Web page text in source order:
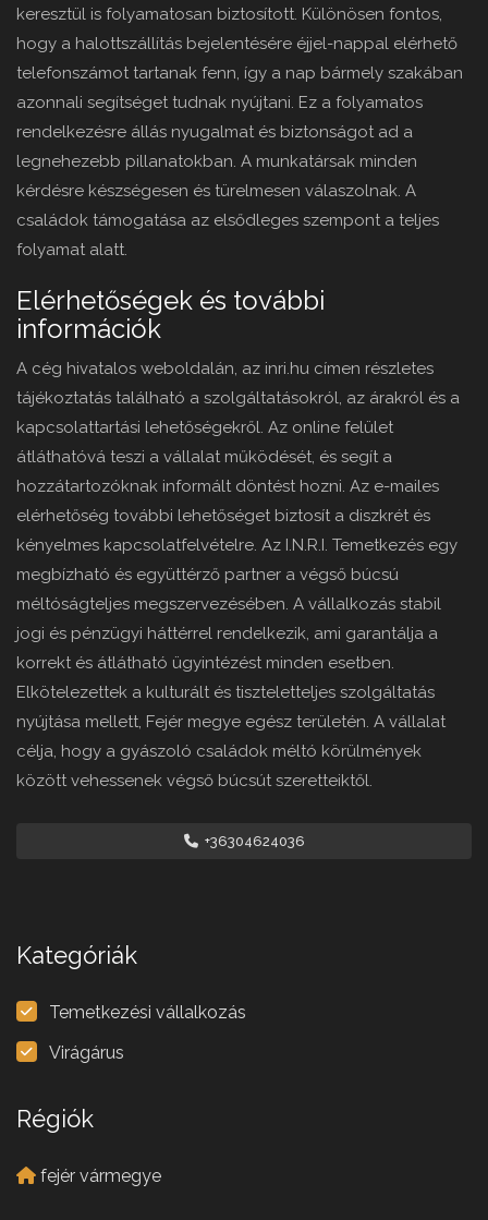
keresztül is folyamatosan biztosított. Különösen fontos,
hogy a halottszállítás bejelentésére éjjel-nappal elérhető
telefonszámot tartanak fenn, így a nap bármely szakában
azonnali segítséget tudnak nyújtani. Ez a folyamatos
rendelkezésre állás nyugalmat és biztonságot ad a
legnehezebb pillanatokban. A munkatársak minden
kérdésre készségesen és türelmesen válaszolnak. A
családok támogatása az elsődleges szempont a teljes
folyamat alatt.
Elérhetőségek és további
információk
A cég hivatalos weboldalán, az inri.hu címen részletes
tájékoztatás található a szolgáltatásokról, az árakról és a
kapcsolattartási lehetőségekről. Az online felület
átláthatóvá teszi a vállalat működését, és segít a
hozzátartozóknak informált döntést hozni. Az e-mailes
elérhetőség további lehetőséget biztosít a diszkrét és
kényelmes kapcsolatfelvételre. Az I.N.R.I. Temetkezés egy
megbízható és együttérző partner a végső búcsú
méltóságteljes megszervezésében. A vállalkozás stabil
jogi és pénzügyi háttérrel rendelkezik, ami garantálja a
korrekt és átlátható ügyintézést minden esetben.
Elkötelezettek a kulturált és tiszteletteljes szolgáltatás
nyújtása mellett, Fejér megye egész területén. A vállalat
célja, hogy a gyászoló családok méltó körülmények
között vehessenek végső búcsút szeretteiktől.
+36304624036
Kategóriák
Temetkezési vállalkozás
Virágárus
Régiók
fejér vármegye